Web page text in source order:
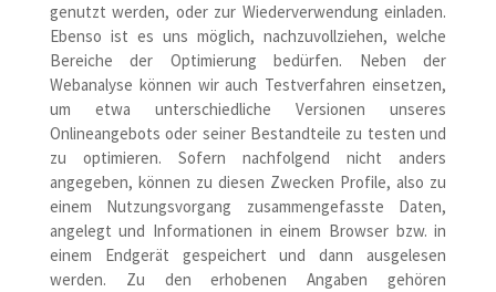
genutzt werden, oder zur Wiederverwendung einladen.
Ebenso ist es uns möglich, nachzuvollziehen, welche
Bereiche der Optimierung bedürfen. Neben der
Webanalyse können wir auch Testverfahren einsetzen,
um etwa unterschiedliche Versionen unseres
Onlineangebots oder seiner Bestandteile zu testen und
zu optimieren. Sofern nachfolgend nicht anders
angegeben, können zu diesen Zwecken Profile, also zu
einem Nutzungsvorgang zusammengefasste Daten,
angelegt und Informationen in einem Browser bzw. in
einem Endgerät gespeichert und dann ausgelesen
werden. Zu den erhobenen Angaben gehören